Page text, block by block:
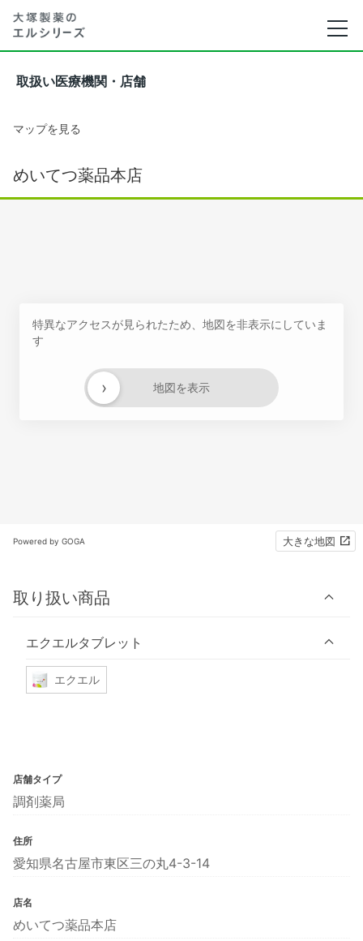
取扱い医療機関・店舗
マップを見る
めいてつ薬品本店
特異なアクセスが見られたため、地図を非表示にしていま
す
地図を表示
›
Powered by GOGA 大きな地図
取り扱い商品
エクエルタブレット
エクエル
店舗タイプ
調剤薬局
住所
愛知県名古屋市東区三の丸4-3-14
店名
めいてつ薬品本店